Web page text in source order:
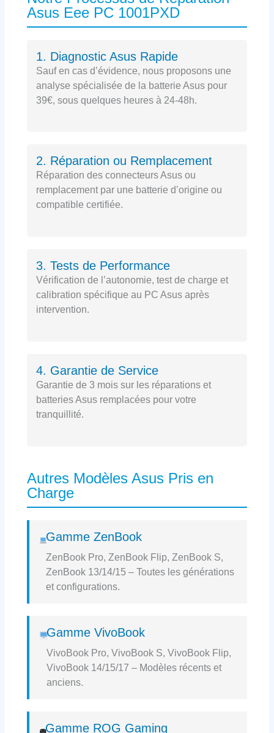
Asus Eee PC 1001PXD
1. Diagnostic Asus Rapide
Sauf en cas d’évidence, nous proposons une
analyse spécialisée de la batterie Asus pour
39€, sous quelques heures à 24-48h.
2. Réparation ou Remplacement
Réparation des connecteurs Asus ou
remplacement par une batterie d’origine ou
compatible certifiée.
3. Tests de Performance
Vérification de l’autonomie, test de charge et
calibration spécifique au PC Asus après
intervention.
4. Garantie de Service
Garantie de 3 mois sur les réparations et
batteries Asus remplacées pour votre
tranquillité.
Autres Modèles Asus Pris en
Charge
Gamme ZenBook
ZenBook Pro, ZenBook Flip, ZenBook S,
ZenBook 13/14/15 – Toutes les générations
et configurations.
Gamme VivoBook
VivoBook Pro, VivoBook S, VivoBook Flip,
VivoBook 14/15/17 – Modèles récents et
anciens.
Gamme ROG Gaming